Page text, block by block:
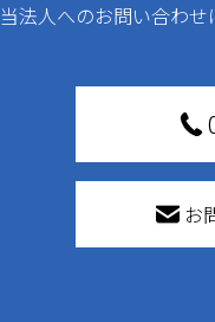
当法人へのお問い合わ
お